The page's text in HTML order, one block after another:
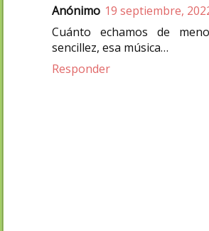
Anónimo 19 septiembre,
Cuánto echamos de
sencillez, esa música…
Responder